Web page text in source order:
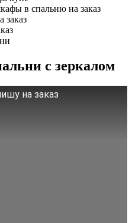
с зеркалом
на заказ